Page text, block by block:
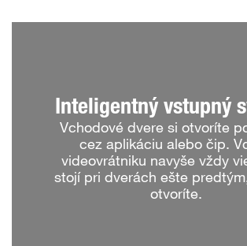
Inteligentný vstupný
Vchodové dvere si otvoríte
cez aplikáciu alebo čip.
videovrátniku navyše vždy
stojí pri dverách ešte
otvoríte.